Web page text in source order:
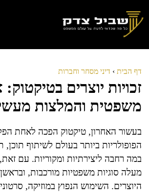
לתוכן
דף הבית › דיני מסחר וחברות
זכויות יוצרים
משפטית והמלצות
בעשור האחרון, טיקטוק הפכה לאחת
הפופולריות ביותר בעולם לשיתוף
במה רחבה ליצירתיות ומקוריות. עם
מעלה סוגיות משפטיות מורכבות, ובראשן
היוצרים. השימוש הנפוץ במוזיקה,